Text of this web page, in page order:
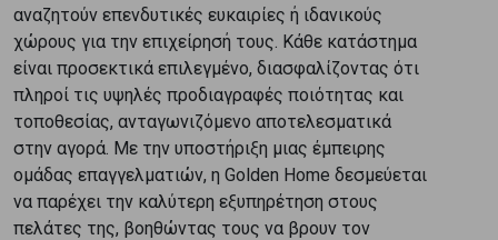
αναζητούν επενδυτικές ευκαιρίες ή ιδανικούς
χώρους για την επιχείρησή τους. Κάθε κατάστημα
είναι προσεκτικά επιλεγμένο, διασφαλίζοντας ότι
πληροί τις υψηλές προδιαγραφές ποιότητας και
τοποθεσίας, ανταγωνιζόμενο αποτελεσματικά
στην αγορά. Με την υποστήριξη μιας έμπειρης
ομάδας επαγγελματιών, η Golden Home δεσμεύεται
να παρέχει την καλύτερη εξυπηρέτηση στους
πελάτες της, βοηθώντας τους να βρουν τον